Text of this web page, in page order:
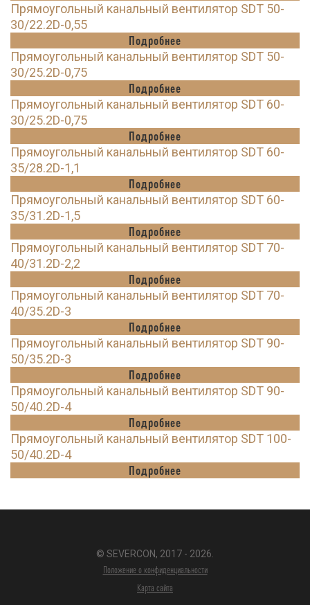
Прямоугольный канальный вентилятор SDT 50-
30/22.2D-0,55
Подробнее
Прямоугольный канальный вентилятор SDT 50-
30/25.2D-0,75
Подробнее
Прямоугольный канальный вентилятор SDT 60-
30/25.2D-0,75
Подробнее
Прямоугольный канальный вентилятор SDT 60-
35/28.2D-1,1
Подробнее
Прямоугольный канальный вентилятор SDT 60-
35/31.2D-1,5
Подробнее
Прямоугольный канальный вентилятор SDT 70-
40/31.2D-2,2
Подробнее
Прямоугольный канальный вентилятор SDT 70-
40/35.2D-3
Подробнее
Прямоугольный канальный вентилятор SDT 90-
50/35.2D-3
Подробнее
Прямоугольный канальный вентилятор SDT 90-
50/40.2D-4
Подробнее
Прямоугольный канальный вентилятор SDT 100-
50/40.2D-4
Подробнее
© SEVERCON, 2017 - 2026.
Положение о конфиденциальности
Карта сайта